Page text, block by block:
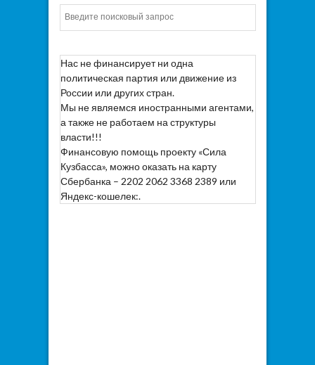
Нас не финансирует ни одна
политическая партия или движение из
России или других стран.
Мы не являемся иностранными агентами,
а также не работаем на структуры
власти!!!
Финансовую помощь проекту «Сила
Кузбасса», можно оказать на карту
Сбербанка – 2202 2062 3368 2389 или
Яндекс-кошелек:.